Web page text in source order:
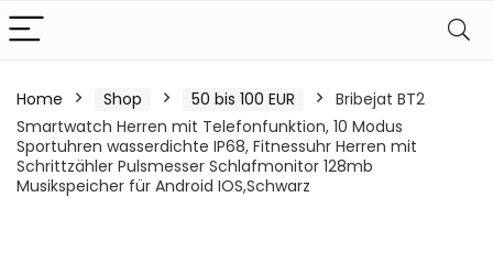
Home Shop 50 bis 100 EUR
Bribejat BT2
Smartwatch Herren mit Telefonfunktion, 10 Modus
Sportuhren wasserdichte IP68, Fitnessuhr Herren mit
Schrittzähler Pulsmesser Schlafmonitor 128mb
Musikspeicher für Android IOS,Schwarz